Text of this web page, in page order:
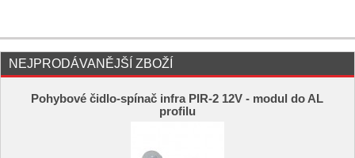
NEJPRODÁVANĚJŠÍ ZBOŽÍ
Pohybové čidlo-spínač infra PIR-2 12V - modul do AL
profilu